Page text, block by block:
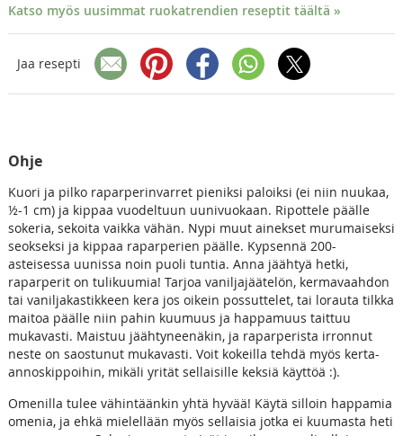
Katso myös uusimmat ruokatrendien reseptit täältä »
Jaa resepti
Ohje
Kuori ja pilko raparperinvarret pieniksi paloiksi (ei niin nuukaa,
½-1 cm) ja kippaa vuodeltuun uunivuokaan. Ripottele päälle
sokeria, sekoita vaikka vähän. Nypi muut ainekset murumaiseksi
seokseksi ja kippaa raparperien päälle. Kypsennä 200-
asteisessa uunissa noin puoli tuntia. Anna jäähtyä hetki,
raparperit on tulikuumia! Tarjoa vaniljajäätelön, kermavaahdon
tai vaniljakastikkeen kera jos oikein possuttelet, tai lorauta tilkka
maitoa päälle niin pahin kuumuus ja happamuus taittuu
mukavasti. Maistuu jäähtyneenäkin, ja raparperista irronnut
neste on saostunut mukavasti. Voit kokeilla tehdä myös kerta-
annoskippoihin, mikäli yrität sellaisille keksiä käyttöä :).
Omenilla tulee vähintäänkin yhtä hyvää! Käytä silloin happamia
omenia, ja ehkä mielellään myös sellaisia jotka ei kuumasta heti